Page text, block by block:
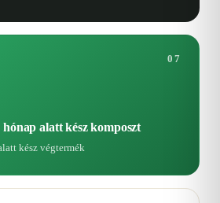
07
alatt kész komposzt
kész végtermék